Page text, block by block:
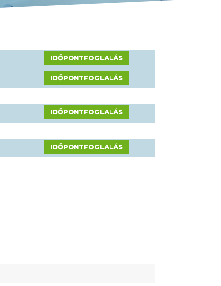
IDŐPONTFOGLALÁS
IDŐPONTFOGLALÁS
IDŐPONTFOGLALÁS
IDŐPONTFOGLALÁS